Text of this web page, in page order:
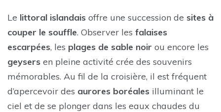
Le littoral islandais offre une succession de sites à
couper le souffle. Observer les falaises
escarpées, les plages de sable noir ou encore les
geysers en pleine activité crée des souvenirs
mémorables. Au fil de la croisière, il est fréquent
d’apercevoir des aurores boréales illuminant le
ciel et de se plonger dans les eaux chaudes du